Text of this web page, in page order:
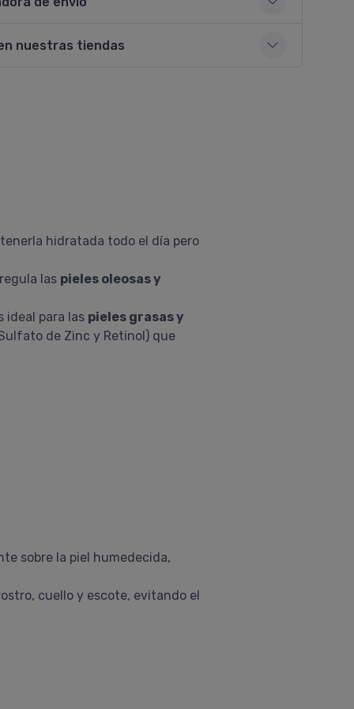
nuestras tiendas
hidratada todo el día pero
las pieles oleosas y
para las pieles grasas y
de Zinc y Retinol) que
sobre la piel humedecida,
cuello y escote, evitando el